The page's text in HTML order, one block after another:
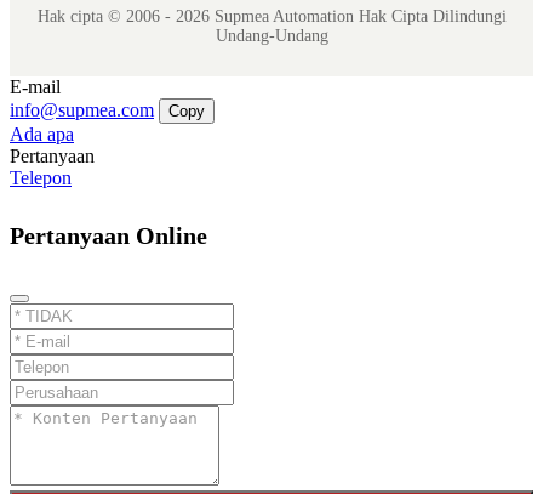
Hak cipta © 2006 - 2026 Supmea Automation Hak Cipta Dilindungi
Undang-Undang
E-mail
info@supmea.com
Copy
Ada apa
Pertanyaan
Telepon
Pertanyaan Online